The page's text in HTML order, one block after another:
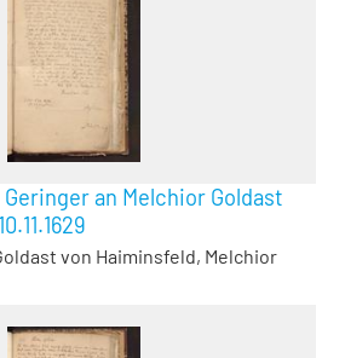
an Melchior Goldast
von Haiminsfeld, Melchior